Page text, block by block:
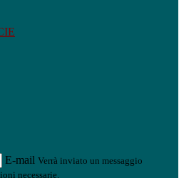
E-mail Verrà inviato un messaggio
necessarie.